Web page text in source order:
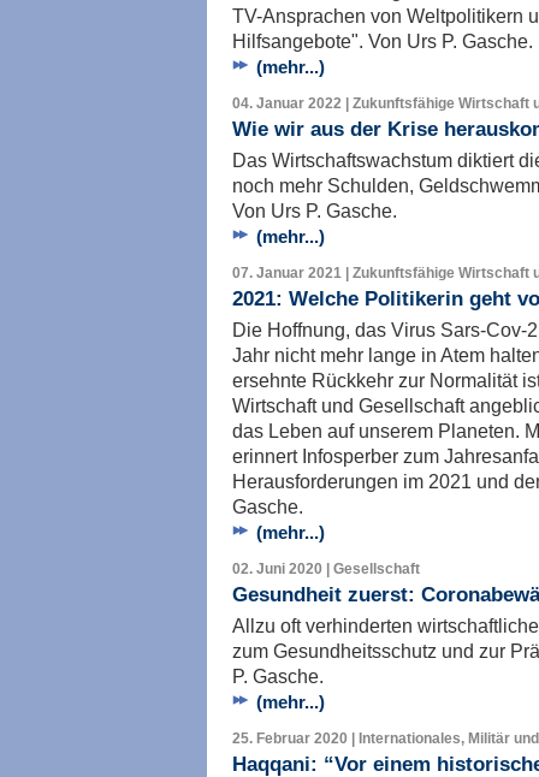
TV-Ansprachen von Weltpolitikern
Hilfsangebote". Von Urs P. Gasche.
(mehr...)
04. Januar 2022 | Zukunftsfähige Wirtschaft
Wie wir aus der Krise
Das Wirtschaftswachstum diktiert
noch mehr Schulden,
Von Urs P. Gasche.
(mehr...)
07. Januar 2021 | Zukunftsfähige Wirtschaft
2021: Welche Politikerin geht
Die Hoffnung, das Virus Sars-Cov-
Jahr nicht mehr lange in Atem
ersehnte Rückkehr zur Normalität
Wirtschaft und Gesellschaft
das Leben auf unserem Planeten.
erinnert Infosperber zum
Herausforderungen im 2021 und
Gasche.
(mehr...)
02. Juni 2020 | Gesellschaft
Gesundheit zuerst:
Allzu oft verhinderten
zum Gesundheitsschutz und zur
P. Gasche.
(mehr...)
25. Februar 2020 | Internationales, Militär
Haqqani: “Vor einem